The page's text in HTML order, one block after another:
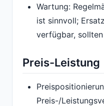
Wartung:
ist sinnvoll;
verfügbar,
Preis-Leistung
Preis-/